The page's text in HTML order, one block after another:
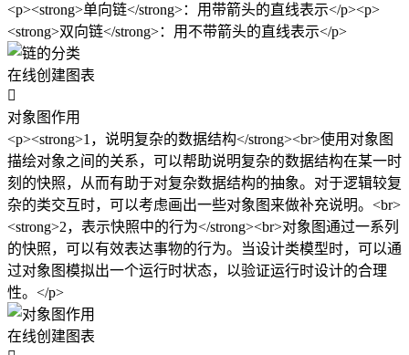
<p><strong>单向链</strong>：用带箭头的直线表示</p><p>
<strong>双向链</strong>：用不带箭头的直线表示</p>
在线创建图表

对象图作用
<p><strong>1，说明复杂的数据结构</strong><br>使用对象图
描绘对象之间的关系，可以帮助说明复杂的数据结构在某一时
刻的快照，从而有助于对复杂数据结构的抽象。对于逻辑较复
杂的类交互时，可以考虑画出一些对象图来做补充说明。<br>
<strong>2，表示快照中的行为</strong><br>对象图通过一系列
的快照，可以有效表达事物的行为。当设计类模型时，可以通
过对象图模拟出一个运行时状态，以验证运行时设计的合理
性。</p>
在线创建图表